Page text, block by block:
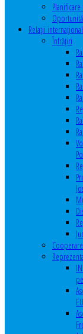
Relaţii
Înfrăţiri